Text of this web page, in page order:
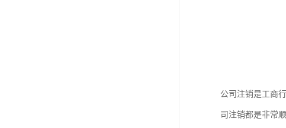
公司注销是工商
司注销都是非常